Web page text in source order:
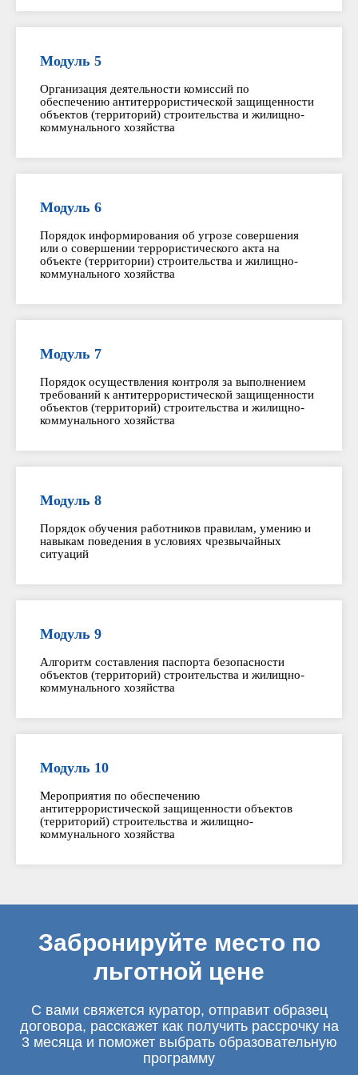
Модуль 5
Организация деятельности комиссий по
обеспечению антитеррористической защищенности
объектов (территорий) строительства и жилищно-
коммунального хозяйства
Модуль 6
Порядок информирования об угрозе совершения
или о совершении террористического акта на
объекте (территории) строительства и жилищно-
коммунального хозяйства
Модуль 7
Порядок осуществления контроля за выполнением
требований к антитеррористической защищенности
объектов (территорий) строительства и жилищно-
коммунального хозяйства
Модуль 8
Порядок обучения работников правилам, умению и
навыкам поведения в условиях чрезвычайных
ситуаций
Модуль 9
Алгоритм составления паспорта безопасности
объектов (территорий) строительства и жилищно-
коммунального хозяйства
Модуль 10
Мероприятия по обеспечению
антитеррористической защищенности объектов
(территорий) строительства и жилищно-
коммунального хозяйства
Забронируйте место по
льготной цене
С вами свяжется куратор, отправит образец
договора, расскажет как получить рассрочку на
3 месяца и поможет выбрать образовательную
программу